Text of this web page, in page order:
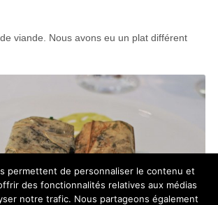
viande. Nous avons eu un plat différent
permettent de personnaliser le contenu et
des fonctionnalités relatives aux médias
notre trafic. Nous partageons également